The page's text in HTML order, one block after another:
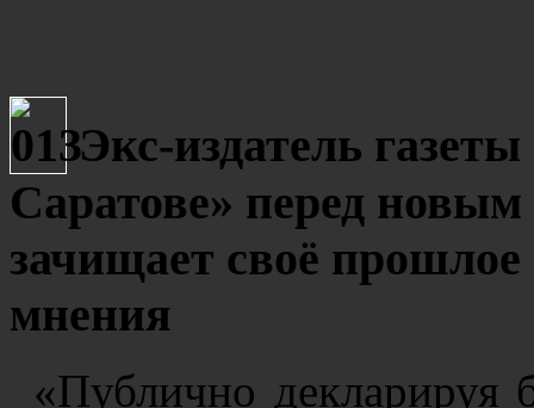
Экс-издатель
Саратове» перед
зачищает своё прошлое
мнения
«Публично декларируя